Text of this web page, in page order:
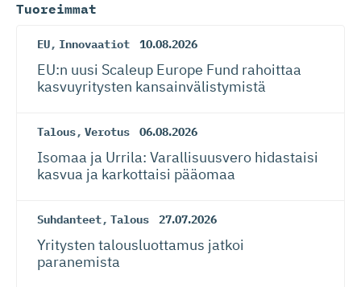
Tuoreimmat
EU, Innovaatiot 10.08.2026
EU:n uusi Scaleup Europe Fund rahoittaa
kasvuyritysten kansainvä­lis­tymistä
Talous, Verotus 06.08.2026
Isomaa ja Urrila: Varallisuusvero hidastaisi
kasvua ja karkottaisi pääomaa
Suhdanteet, Talous 27.07.2026
Yritysten talousluottamus jatkoi
paranemista